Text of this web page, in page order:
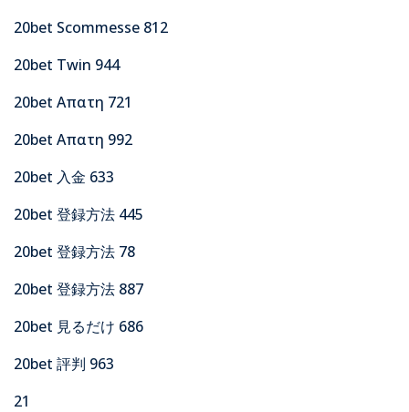
20bet Scommesse 812
20bet Twin 944
20bet Απατη 721
20bet Απατη 992
20bet 入金 633
20bet 登録方法 445
20bet 登録方法 78
20bet 登録方法 887
20bet 見るだけ 686
20bet 評判 963
21